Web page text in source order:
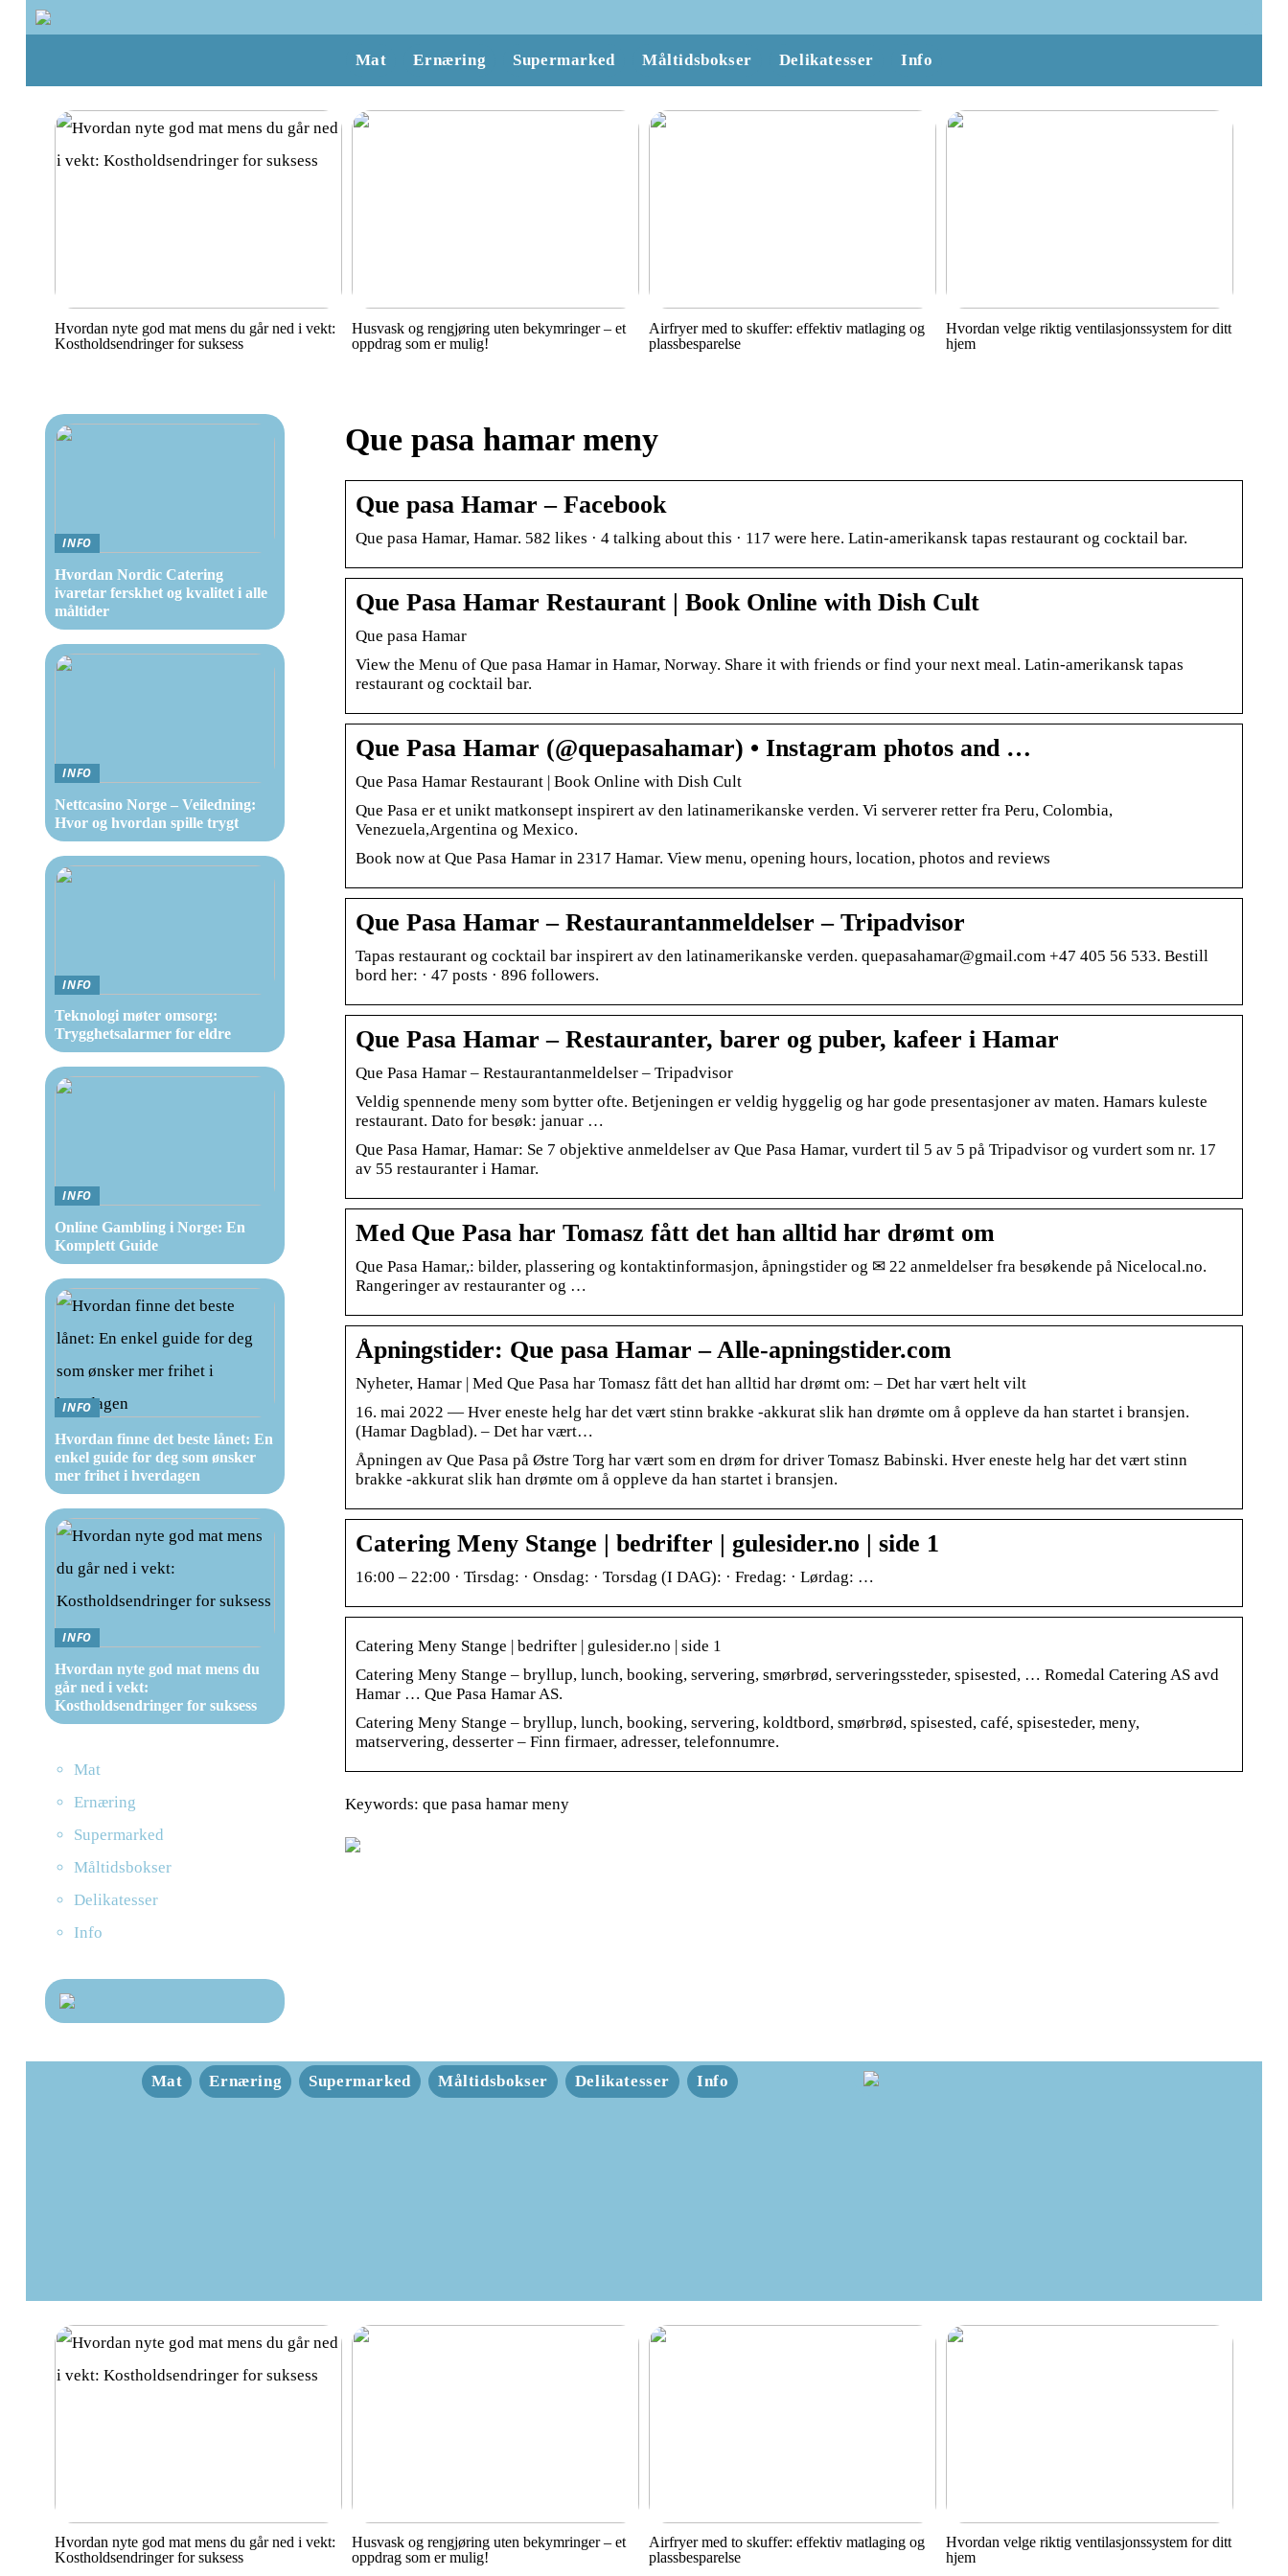
Mat Ernæring Supermarked Måltidsbokser Delikatesser Info
Hvordan nyte god mat mens du går ned i vekt:
Kostholdsendringer for suksess
Husvask og rengjøring uten bekymringer – et
oppdrag som er mulig!
Airfryer med to skuffer: effektiv matlaging og
plassbesparelse
Hvordan velge riktig ventilasjonssystem for ditt
hjem
Que pasa hamar meny
Que pasa Hamar – Facebook
Que pasa Hamar, Hamar. 582 likes · 4 talking about this · 117 were here. Latin-amerikansk tapas restaurant og cocktail bar.
Que Pasa Hamar Restaurant | Book Online with Dish Cult
Que pasa Hamar
View the Menu of Que pasa Hamar in Hamar, Norway. Share it with friends or find your next meal. Latin-amerikansk tapas
restaurant og cocktail bar.
Que Pasa Hamar (@quepasahamar) • Instagram photos and …
Que Pasa Hamar Restaurant | Book Online with Dish Cult
Que Pasa er et unikt matkonsept inspirert av den latinamerikanske verden. Vi serverer retter fra Peru, Colombia,
Venezuela,Argentina og Mexico.
Book now at Que Pasa Hamar in 2317 Hamar. View menu, opening hours, location, photos and reviews
Que Pasa Hamar – Restaurantanmeldelser – Tripadvisor
Tapas restaurant og cocktail bar inspirert av den latinamerikanske verden. quepasahamar@gmail.com +47 405 56 533. Bestill
bord her: · 47 posts · 896 followers.
Que Pasa Hamar – Restauranter, barer og puber, kafeer i Hamar
Que Pasa Hamar – Restaurantanmeldelser – Tripadvisor
Veldig spennende meny som bytter ofte. Betjeningen er veldig hyggelig og har gode presentasjoner av maten. Hamars kuleste
restaurant. Dato for besøk: januar …
Que Pasa Hamar, Hamar: Se 7 objektive anmeldelser av Que Pasa Hamar, vurdert til 5 av 5 på Tripadvisor og vurdert som nr. 17
av 55 restauranter i Hamar.
Med Que Pasa har Tomasz fått det han alltid har drømt om
Que Pasa Hamar,: bilder, plassering og kontaktinformasjon, åpningstider og ✉ 22 anmeldelser fra besøkende på Nicelocal.no.
Rangeringer av restauranter og …
Åpningstider: Que pasa Hamar – Alle-apningstider.com
Nyheter, Hamar | Med Que Pasa har Tomasz fått det han alltid har drømt om: – Det har vært helt vilt
16. mai 2022 — Hver eneste helg har det vært stinn brakke -akkurat slik han drømte om å oppleve da han startet i bransjen.
(Hamar Dagblad). – Det har vært…
Åpningen av Que Pasa på Østre Torg har vært som en drøm for driver Tomasz Babinski. Hver eneste helg har det vært stinn
brakke -akkurat slik han drømte om å oppleve da han startet i bransjen.
Catering Meny Stange | bedrifter | gulesider.no | side 1
16:00 – 22:00 · Tirsdag: · Onsdag: · Torsdag (I DAG): · Fredag: · Lørdag: …
Catering Meny Stange | bedrifter | gulesider.no | side 1
Catering Meny Stange – bryllup, lunch, booking, servering, smørbrød, serveringssteder, spisested, … Romedal Catering AS avd
Hamar … Que Pasa Hamar AS.
Catering Meny Stange – bryllup, lunch, booking, servering, koldtbord, smørbrød, spisested, café, spisesteder, meny,
matservering, desserter – Finn firmaer, adresser, telefonnumre.
Keywords: que pasa hamar meny
INFO
Hvordan Nordic Catering
ivaretar ferskhet og kvalitet i alle
måltider
INFO
Nettcasino Norge – Veiledning:
Hvor og hvordan spille trygt
INFO
Teknologi møter omsorg:
Trygghetsalarmer for eldre
INFO
Online Gambling i Norge: En
Komplett Guide
INFO
Hvordan finne det beste lånet: En
enkel guide for deg som ønsker
mer frihet i hverdagen
INFO
Hvordan nyte god mat mens du
går ned i vekt:
Kostholdsendringer for suksess
Mat
Ernæring
Supermarked
Måltidsbokser
Delikatesser
Info
Mat Ernæring Supermarked Måltidsbokser Delikatesser Info
Hvordan nyte god mat mens du går ned i vekt:
Kostholdsendringer for suksess
Husvask og rengjøring uten bekymringer – et
oppdrag som er mulig!
Airfryer med to skuffer: effektiv matlaging og
plassbesparelse
Hvordan velge riktig ventilasjonssystem for ditt
hjem